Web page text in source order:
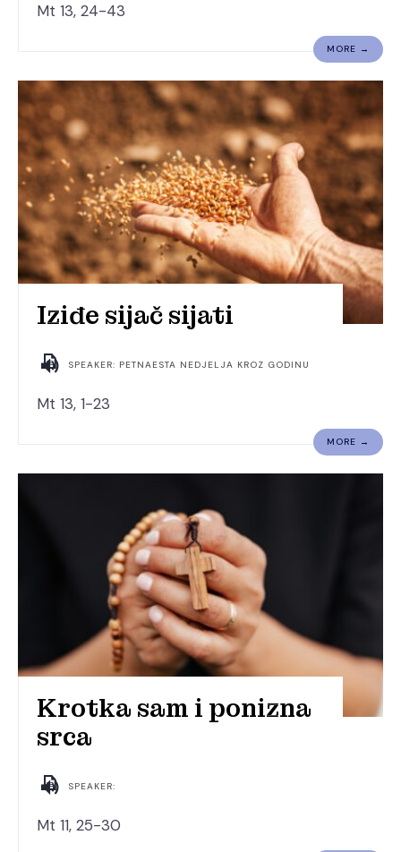
Mt 13, 24-43
MORE →
Iziđe sijač sijati
SPEAKER: PETNAESTA NEDJELJA KROZ GODINU
Mt 13, 1-23
MORE →
Krotka sam i ponizna
srca
SPEAKER:
Mt 11, 25-30